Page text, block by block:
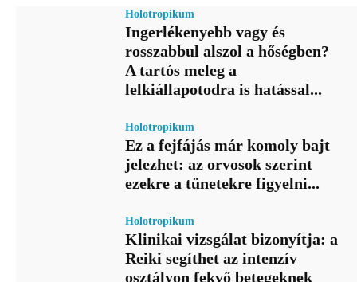
Holotropikum
Ingerlékenyebb vagy és
rosszabbul alszol a hőségben?
A tartós meleg a
lelkiállapotodra is hatással...
Holotropikum
Ez a fejfájás már komoly bajt
jelezhet: az orvosok szerint
ezekre a tünetekre figyelni...
Holotropikum
Klinikai vizsgálat bizonyítja: a
Reiki segíthet az intenzív
osztályon fekvő betegeknek